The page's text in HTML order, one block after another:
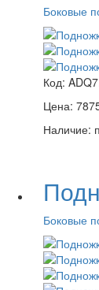
Боковые
Код:
Цена:
Наличие:
Боковые